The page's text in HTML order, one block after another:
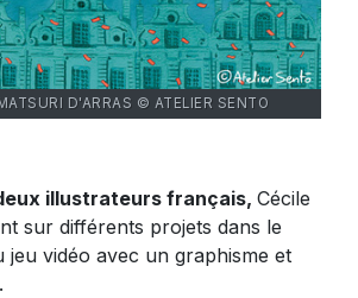
D'ARRAS © ATELIER SENTO
illustrateurs français, Cécile
sur différents projets dans le
jeu vidéo avec un graphisme et